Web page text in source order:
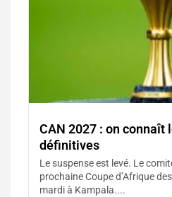
CAN 2027 : on connaît
définitives
Le suspense est levé. Le
prochaine Coupe d’Afrique
mardi à Kampala....